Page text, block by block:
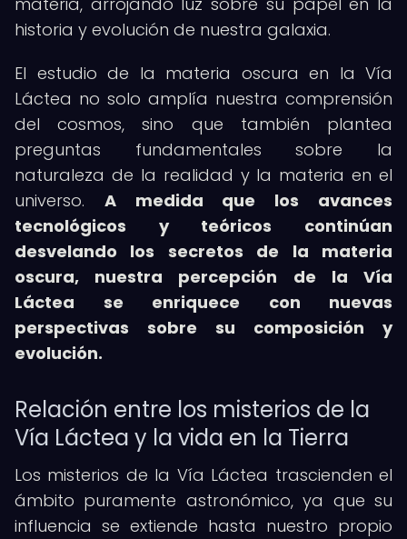
historia y evolución de nuestra galaxia.
El estudio de la materia oscura en la Vía
Láctea no solo amplía nuestra comprensión
del cosmos, sino que también plantea
preguntas fundamentales sobre la
naturaleza de la realidad y la materia en el
universo. A medida que los avances
tecnológicos y teóricos continúan
desvelando los secretos de la materia
oscura, nuestra percepción de la Vía
Láctea se enriquece con nuevas
perspectivas sobre su composición y
evolución.
Relación entre los misterios de la
Vía Láctea y la vida en la Tierra
Los misterios de la Vía Láctea trascienden el
ámbito puramente astronómico, ya que su
influencia se extiende hasta nuestro propio